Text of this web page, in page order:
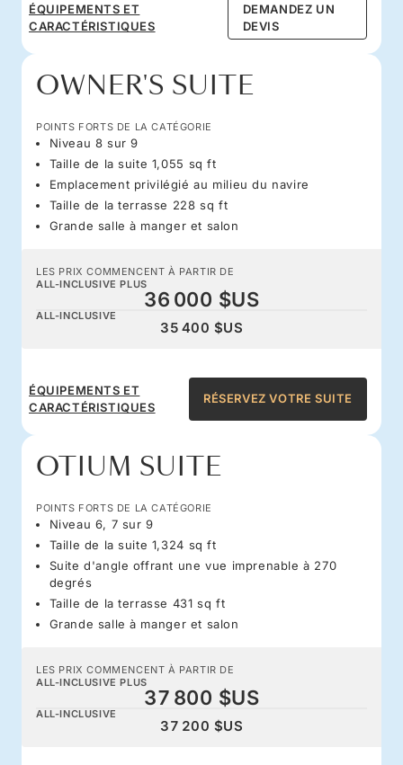
ÉQUIPEMENTS ET
CARACTÉRISTIQUES
DEMANDEZ UN
DEVIS
OWNER'S SUITE
POINTS FORTS DE LA CATÉGORIE
Niveau 8 sur 9
Taille de la suite 1,055 sq ft
Emplacement privilégié au milieu du navire
Taille de la terrasse 228 sq ft
Grande salle à manger et salon
LES PRIX COMMENCENT À PARTIR DE
ALL-INCLUSIVE PLUS
36 000 $US
ALL-INCLUSIVE
35 400 $US
ÉQUIPEMENTS ET
CARACTÉRISTIQUES
RÉSERVEZ VOTRE SUITE
OTIUM SUITE
POINTS FORTS DE LA CATÉGORIE
Niveau 6, 7 sur 9
Taille de la suite 1,324 sq ft
Suite d'angle offrant une vue imprenable à 270
degrés
Taille de la terrasse 431 sq ft
Grande salle à manger et salon
LES PRIX COMMENCENT À PARTIR DE
ALL-INCLUSIVE PLUS
37 800 $US
ALL-INCLUSIVE
37 200 $US